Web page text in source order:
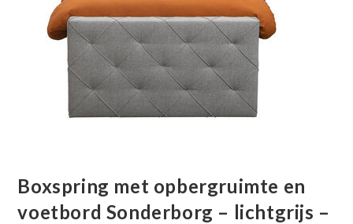
Boxspring met opbergruimte en
voetbord Sonderborg – lichtgrijs –